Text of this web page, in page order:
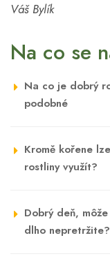
Váš Bylík
Na co se
Na co je dobrý
podobné
Kromě kořene
rostliny využít?
Dobrý deň,
dlho